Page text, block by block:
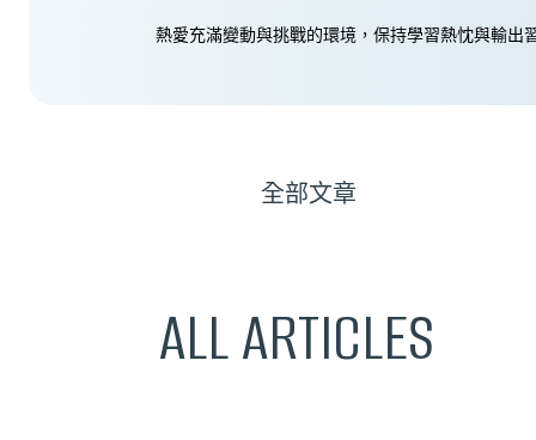
熱愛充滿變動與挑戰的環境，保持學習熱忱與輸出
ALL ARTICLES
全部文章